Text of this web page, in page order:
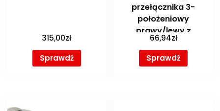
315,00zł
Sprawdź
przełącznika 3-
położeniowy
prawy/lewy z
samopowrotem 22mm
IP65 czarny 8LM2TS131
66,94zł
Sprawdź